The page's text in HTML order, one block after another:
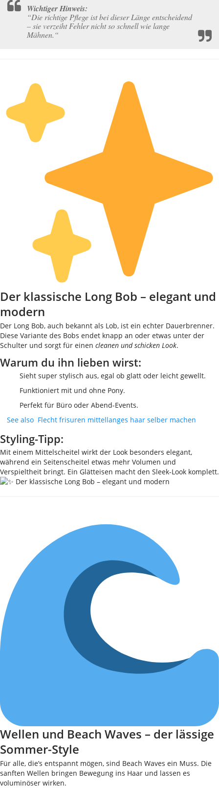
Wichtiger Hinweis:
“Die richtige Pflege ist bei dieser Länge entscheidend
– sie verzeiht Fehler nicht so schnell wie lange
Mähnen.“
Der klassische Long Bob – elegant und
modern
Der Long Bob, auch bekannt als Lob, ist ein echter Dauerbrenner.
Diese Variante des Bobs endet knapp an oder etwas unter der
Schulter und sorgt für einen cleanen und schicken Look.
Warum du ihn lieben wirst:
Sieht super stylisch aus, egal ob glatt oder leicht gewellt.
Funktioniert mit und ohne Pony.
Perfekt für Büro oder Abend-Events.
See also Flecht frisuren mittellanges haar selber machen
Styling-Tipp:
Mit einem Mittelscheitel wirkt der Look besonders elegant,
während ein Seitenscheitel etwas mehr Volumen und
Verspieltheit bringt. Ein Glätteisen macht den Sleek-Look komplett.
Wellen und Beach Waves – der lässige
Sommer-Style
Für alle, die’s entspannt mögen, sind Beach Waves ein Muss. Die
sanften Wellen bringen Bewegung ins Haar und lassen es
voluminöser wirken.